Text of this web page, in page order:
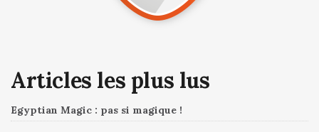
Articles les plus lus
Egyptian Magic : pas si magique !